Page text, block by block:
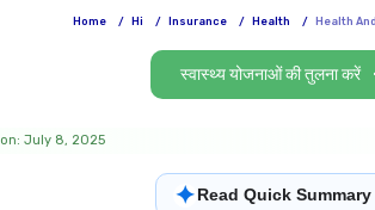
Home / Hi / Insurance / Health / Health
स्वास्थ्य योजनाओं की तुलना करें
July 8, 2025
✦Read Quick Summary